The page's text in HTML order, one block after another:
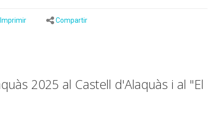
Imprimir Compartir
2025 al Castell d'Alaquàs i al "El